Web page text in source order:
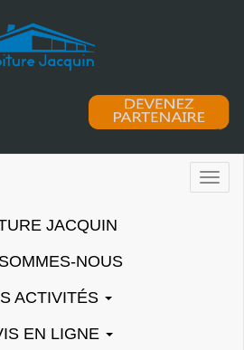
JACQUIN
NOUS
ACTIVITÉS
EN LIGNE